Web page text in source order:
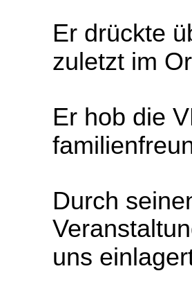
Er drückte
zuletzt im
Er hob die
Durch
uns